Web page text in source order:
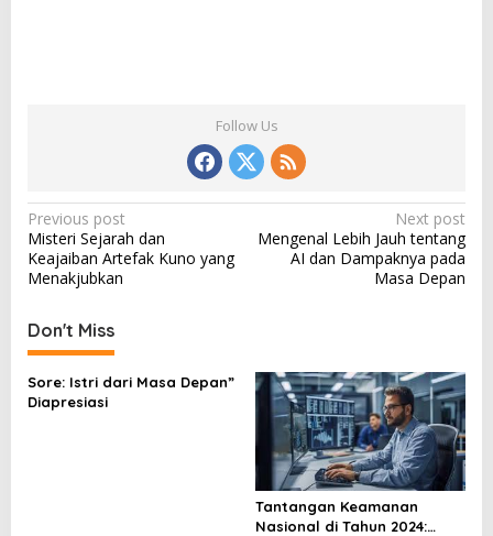
Follow Us
P
o
s
t
n
a
v
Previous post
Misteri Sejarah dan
Keajaiban Artefak Kuno yang
Menakjubkan
Next post
Mengenal Lebih Jauh tentang
AI dan Dampaknya pada
Masa Depan
Don't Miss
Sore: Istri dari Masa Depan”
Diapresiasi
Tantangan Keamanan
Nasional di Tahun 2024: